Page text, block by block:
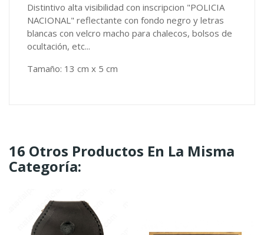
Distintivo alta visibilidad con inscripcion "POLICIA
NACIONAL" reflectante con fondo negro y letras
blancas con velcro macho para chalecos, bolsos de
ocultación, etc...
Tamaño: 13 cm x 5 cm
16 Otros Productos En La Misma
Categoría: